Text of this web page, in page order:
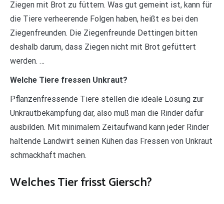
Ziegen mit Brot zu füttern. Was gut gemeint ist, kann für
die Tiere verheerende Folgen haben, heißt es bei den
Ziegenfreunden. Die Ziegenfreunde Dettingen bitten
deshalb darum, dass Ziegen nicht mit Brot gefüttert
werden. …
Welche Tiere fressen Unkraut?
Pflanzenfressende Tiere stellen die ideale Lösung zur
Unkrautbekämpfung dar, also muß man die Rinder dafür
ausbilden. Mit minimalem Zeitaufwand kann jeder Rinder
haltende Landwirt seinen Kühen das Fressen von Unkraut
schmackhaft machen.
Welches Tier frisst Giersch?